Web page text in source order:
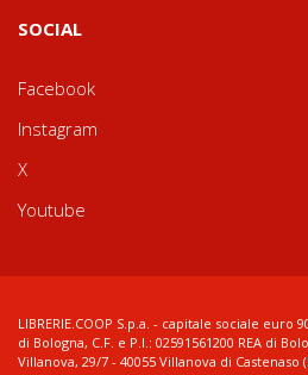
SOCIAL
Facebook
Instagram
X
Youtube
LIBRERIE.COOP S.p.a. - capitale sociale euro
di Bologna, C.F. e P.I.: 02591561200 REA di
Villanova, 29/7 - 40055 Villanova di Castenaso